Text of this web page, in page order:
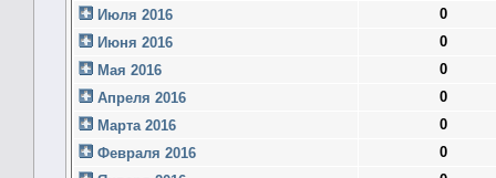
Июля 2016
0
Июня 2016
0
Мая 2016
0
Апреля 2016
0
Марта 2016
0
Февраля 2016
0